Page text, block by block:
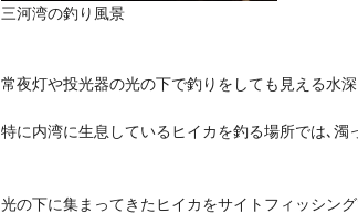
三河湾の釣り風景
常夜灯や投光器の光の下で釣りをしても見える水
特に内湾に生息しているヒイカを釣る場所では､
光の下に集まってきたヒイカをサイトフィッシング